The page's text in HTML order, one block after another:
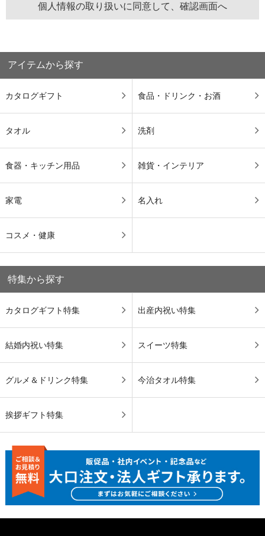
アイテムから探す
カタログギフト 食品・ドリンク・お酒
タオル 洗剤
食器・キッチン用品 雑貨・インテリア
家電 名入れ
コスメ・健康
特集から探す
カタログギフト特集 出産内祝い特集
結婚内祝い特集 スイーツ特集
グルメ＆ドリンク特集 今治タオル特集
挨拶ギフト特集